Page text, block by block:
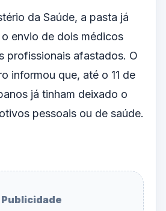
da Saúde, a pasta já
envio de dois médicos
profissionais afastados. O
informou que, até o 11 de
já tinham deixado o
pessoais ou de saúde.
Publicidade